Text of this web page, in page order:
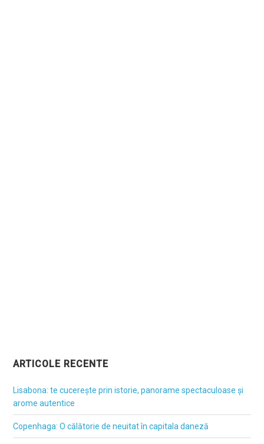
ARTICOLE RECENTE
Lisabona: te cucerește prin istorie, panorame spectaculoase și
arome autentice
Copenhaga: O călătorie de neuitat în capitala daneză